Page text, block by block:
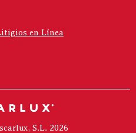
en Línea
S.L. 2026